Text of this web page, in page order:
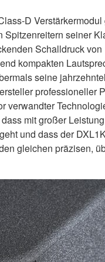
D Verstärkermodul
Spitzenreitern seiner
Schalldruck
kompakten
seine
professioneller
verwandter
mit großer
und dass der
gleichen präzisen,